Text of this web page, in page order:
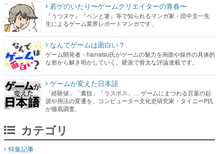
若ゲのいたり〜ゲームクリエイターの青春〜
『うつヌケ』『ペンと箸』等で知られるマンガ家・田中圭一先
生によるゲーム業界レポートマンガです。
なんでゲームは面白い？
ゲーム開発者・hamatsu氏がゲームの魅力を画面や操作の具体的
な形から解き明かしていく、硬派で骨太な評論連載です。
ゲームが変えた日本語
「経験値」「裏技」「ラスボス」… ゲームにまつわる言葉の起
源や用法の変遷を、コンピューター文化史研究家・タイニーP氏
が徹底調査。
カテゴリ
特集記事